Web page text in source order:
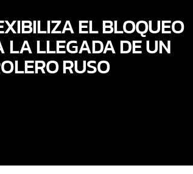
EL BLOQUEO
LLEGADA DE UN
RUSO